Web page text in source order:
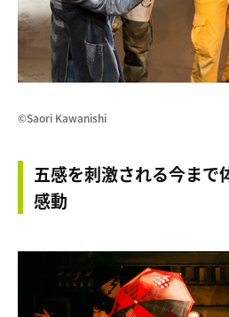
©Saori Kawanishi
五感を刺激される今まで
感動